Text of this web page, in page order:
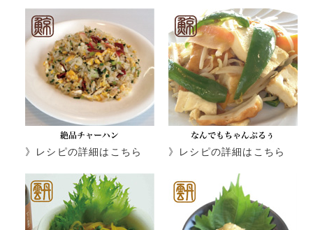
》レシピの詳細はこちら 》レシピの詳細はこちら